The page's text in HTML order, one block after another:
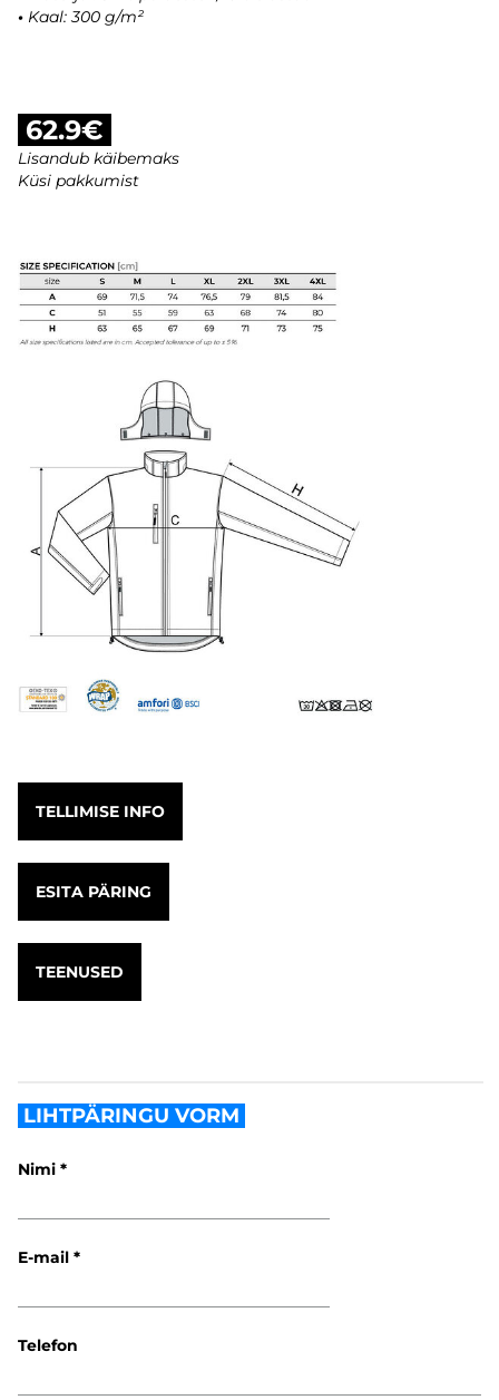
• Kaal: 300 g/m²
62.9€
Lisandub käibemaks
Küsi pakkumist
TELLIMISE INFO
ESITA PÄRING
TEENUSED
LIHTPÄRINGU VORM
Nimi
E-mail
Telefon